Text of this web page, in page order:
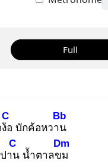
Full
อ
C
บักค้อหวาน
Bb
าน
C
น้ำตาลขม
Dm